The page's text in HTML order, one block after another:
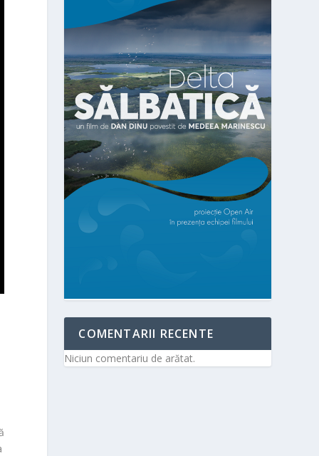
COMENTARII RECENTE
Niciun comentariu de arătat.